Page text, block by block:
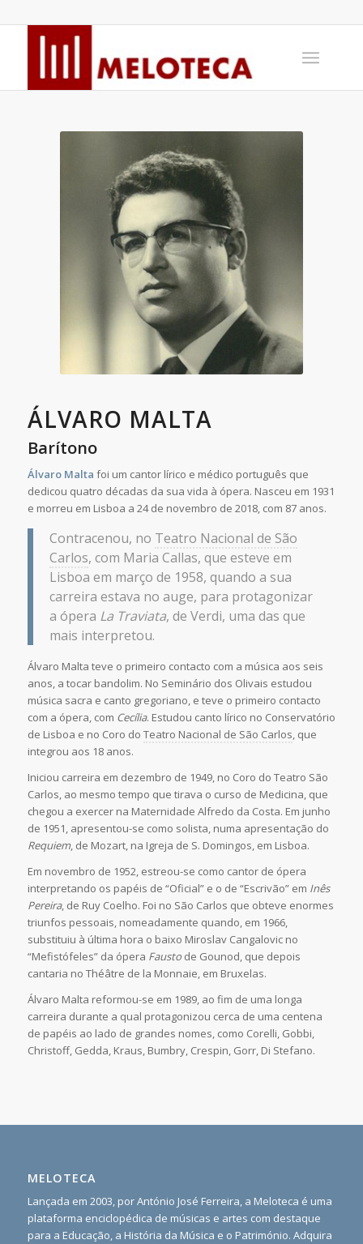
ÁLVARO MALTA
Barítono
Álvaro Malta foi um cantor lírico e médico português que
dedicou quatro décadas da sua vida à ópera. Nasceu em 1931
e morreu em Lisboa a 24 de novembro de 2018, com 87 anos.
Contracenou, no Teatro Nacional de São
Carlos, com Maria Callas, que esteve em
Lisboa em março de 1958, quando a sua
carreira estava no auge, para protagonizar
a ópera La Traviata, de Verdi, uma das que
mais interpretou.
Álvaro Malta teve o primeiro contacto com a música aos seis
anos, a tocar bandolim. No Seminário dos Olivais estudou
música sacra e canto gregoriano, e teve o primeiro contacto
com a ópera, com Cecília. Estudou canto lírico no Conservatório
de Lisboa e no Coro do Teatro Nacional de São Carlos, que
integrou aos 18 anos.
Iniciou carreira em dezembro de 1949, no Coro do Teatro São
Carlos, ao mesmo tempo que tirava o curso de Medicina, que
chegou a exercer na Maternidade Alfredo da Costa. Em junho
de 1951, apresentou-se como solista, numa apresentação do
Requiem, de Mozart, na Igreja de S. Domingos, em Lisboa.
Em novembro de 1952, estreou-se como cantor de ópera
interpretando os papéis de “Oficial” e o de “Escrivão” em Inês
Pereira, de Ruy Coelho. Foi no São Carlos que obteve enormes
triunfos pessoais, nomeadamente quando, em 1966,
substituiu à última hora o baixo Miroslav Cangalovic no
“Mefistófeles” da ópera Faustode Gounod, que depois
cantaria no Théâtre de la Monnaie, em Bruxelas.
Álvaro Malta reformou-se em 1989, ao fim de uma longa
carreira durante a qual protagonizou cerca de uma centena
de papéis ao lado de grandes nomes, como Corelli, Gobbi,
Christoff, Gedda, Kraus, Bumbry, Crespin, Gorr, Di Stefano.
MELOTECA
Lançada em 2003, por António José Ferreira, a Meloteca é uma
plataforma enciclopédica de músicas e artes com destaque
para a Educação, a História da Música e o Património. Adquira